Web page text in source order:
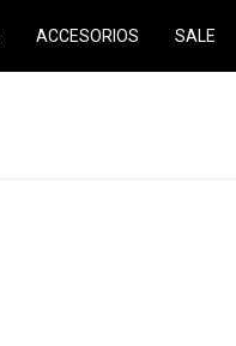
ACCESORIOS SALE